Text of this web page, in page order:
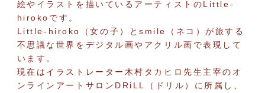
絵やイラストを描いているアーティストのLittle-
hirokoです。
Little-hiroko（女の子）とsmile（ネコ）が旅する
不思議な世界をデジタル画やアクリル画で表現して
います。
現在はイラストレーター木村タカヒロ先生主宰のオ
ンラインアートサロンDRiLL（ドリル）に所属し、